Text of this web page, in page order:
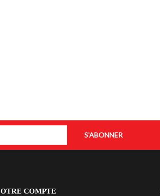
S’ABONNER
COMPTE